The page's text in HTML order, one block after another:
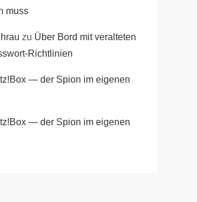
muss
zu Über Bord mit veralteten
Richtlinien
— der Spion im eigenen
— der Spion im eigenen